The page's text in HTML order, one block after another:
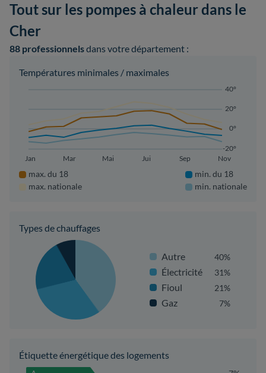
Tout sur les pompes à chaleur dans le
Cher
88 professionnelsdans votre département :
Températures minimales / maximales
-20°
0°
20°
40°
Jan Mar Mai Jui Sep Nov
max. du 18
max. nationale
min. du 18
min. nationale
Types de chauffages
Autre 40%
Électricité 31%
Fioul 21%
Gaz 7%
Étiquette énergétique des logements